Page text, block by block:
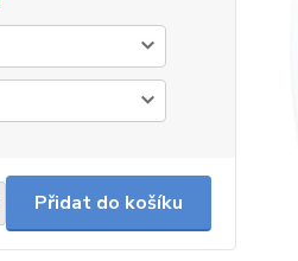
Přidat do košíku